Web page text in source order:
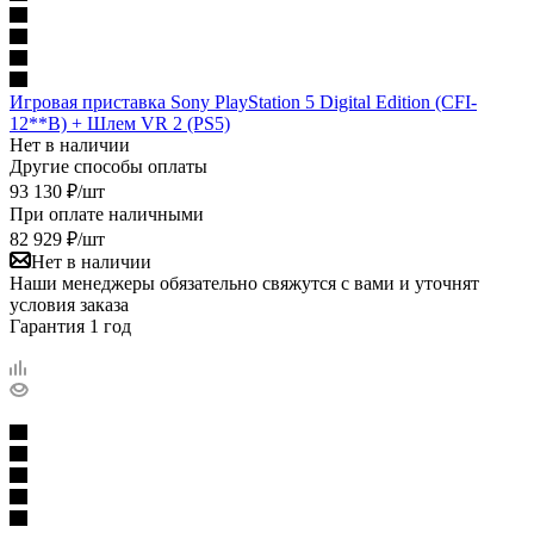
Игровая приставка Sony PlayStation 5 Digital Edition (CFI-
12**B) + Шлем VR 2 (PS5)
Нет в наличии
Другие способы оплаты
93 130 ₽/шт
При оплате наличными
82 929 ₽/шт
Нет в наличии
Наши менеджеры обязательно свяжутся с вами и уточнят
условия заказа
Гарантия 1 год